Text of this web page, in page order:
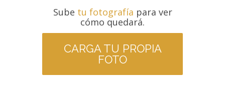
Sube tu fotografía para ver
cómo quedará.
CARGA TU PROPIA
FOTO